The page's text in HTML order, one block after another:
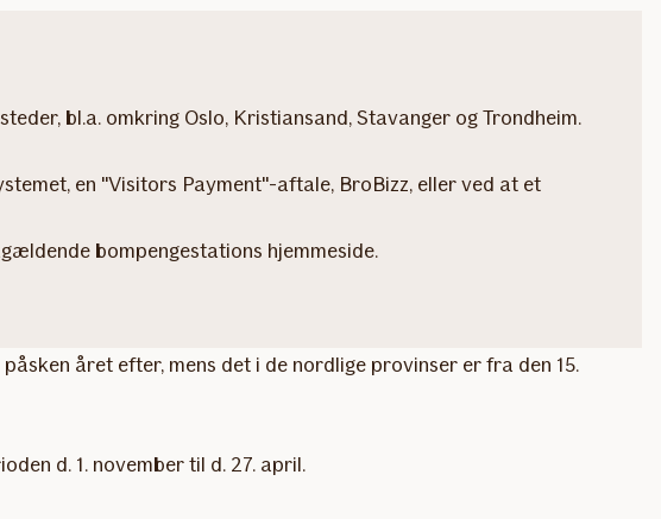
bl.a. omkring Oslo, Kristiansand, Stavanger og Trondheim.
en "Visitors Payment"-aftale, BroBizz, eller ved at et
bompengestations hjemmeside.
året efter, mens det i de nordlige provinser er fra den 15.
d. 1. november til d. 27. april.